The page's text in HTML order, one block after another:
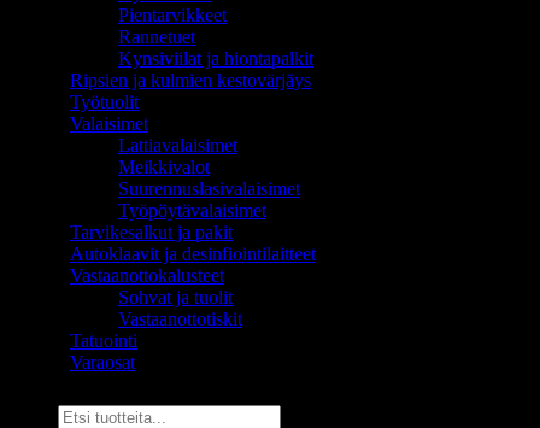
Pientarvikkeet
Rannetuet
Kynsiviilat ja hiontapalkit
Ripsien ja kulmien kestovärjäys
Työtuolit
Valaisimet
Lattiavalaisimet
Meikkivalot
Suurennuslasivalaisimet
Työpöytävalaisimet
Tarvikesalkut ja pakit
Autoklaavit ja desinfiointilaitteet
Vastaanottokalusteet
Sohvat ja tuolit
Vastaanottotiskit
Tatuointi
Varaosat
Etsi: